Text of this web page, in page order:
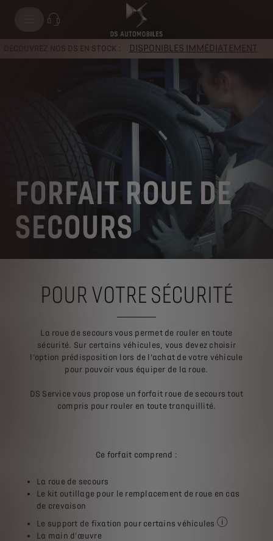
DÉCOUVREZ NOS DS EN STOCK : DISPONIBLES IMMÉDIATEMENT
FORFAIT ROUE DE
SECOURS
POUR VOTRE SÉCURITÉ
La roue de secours vous permet de rouler en toute
sécurité. Sur certains véhicules, vous devez choisir
l’option prédisposition lors de l’achat de votre véhicule
pour pouvoir vous équiper de la roue.
DS Service vous propose un forfait roue de secours tout
compris pour rouler en toute tranquillité.
Ce forfait comprend :
La roue de secours
Le kit outillage pour le remplacement de roue en cas
de crevaison
Le support de fixation pour certains véhicules
La main d'œuvre